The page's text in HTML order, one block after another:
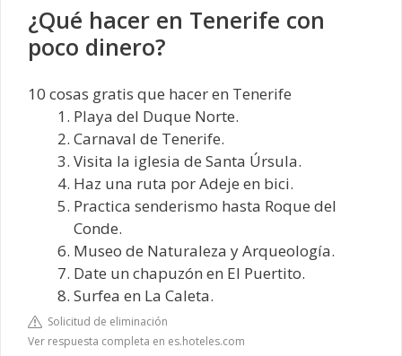
¿Qué hacer en Tenerife con
poco dinero?
10 cosas gratis que hacer en Tenerife
Playa del Duque Norte.
Carnaval de Tenerife.
Visita la iglesia de Santa Úrsula.
Haz una ruta por Adeje en bici.
Practica senderismo hasta Roque del
Conde.
Museo de Naturaleza y Arqueología.
Date un chapuzón en El Puertito.
Surfea en La Caleta.
Solicitud de eliminación
Ver respuesta completa en es.hoteles.com